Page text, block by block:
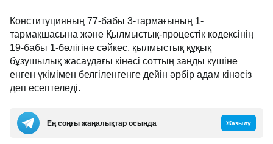
Конституцияның 77-бабы 3-тармағының 1-
тармақшасына және Қылмыстық-процестік кодексінің
19-бабы 1-бөлігіне сәйкес, қылмыстық құқық
бұзушылық жасаудағы кінәсі соттың заңды күшіне
енген үкімімен белгіленгенге дейін әрбір адам кінәсіз
деп есептеледі.
Ең соңғы жаңалықтар осында Жазылу